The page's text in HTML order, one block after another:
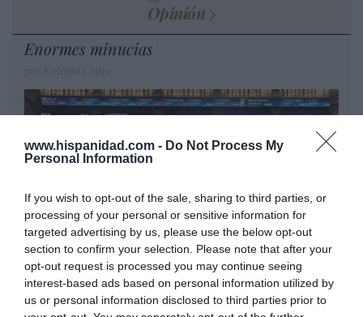
www.hispanidad.com - Do Not Process My
Personal Information
If you wish to opt-out of the sale, sharing to third parties, or
processing of your personal or sensitive information for
targeted advertising by us, please use the below opt-out
section to confirm your selection. Please note that after your
opt-out request is processed you may continue seeing
interest-based ads based on personal information utilized by
us or personal information disclosed to third parties prior to
Opinión
Enormes minucias
El IBEX 35 cerró la sesión del miércoles en
los 20.057 puntos, un nuevo récord